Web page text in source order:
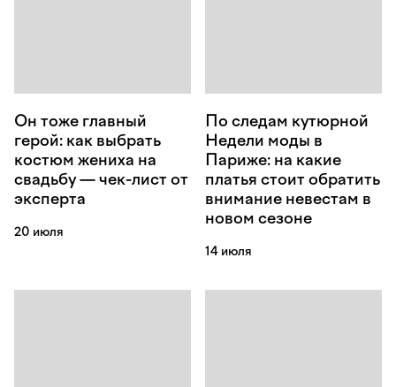
Он тоже главный
герой: как выбрать
костюм жениха на
свадьбу — чек-лист от
эксперта
20 июля
По следам кутюрной
Недели моды в
Париже: на какие
платья стоит обратить
внимание невестам в
новом сезоне
14 июля